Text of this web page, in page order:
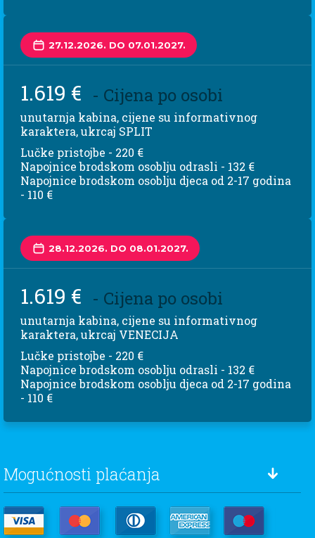
27.12.2026. DO 07.01.2027.
1.619 € - Cijena po osobi
unutarnja kabina, cijene su informativnog
karaktera, ukrcaj SPLIT
Lučke pristojbe - 220 €
Napojnice brodskom osoblju odrasli - 132 €
Napojnice brodskom osoblju djeca od 2-17 godina
- 110 €
28.12.2026. DO 08.01.2027.
1.619 € - Cijena po osobi
unutarnja kabina, cijene su informativnog
karaktera, ukrcaj VENECIJA
Lučke pristojbe - 220 €
Napojnice brodskom osoblju odrasli - 132 €
Napojnice brodskom osoblju djeca od 2-17 godina
- 110 €
Mogućnosti plaćanja